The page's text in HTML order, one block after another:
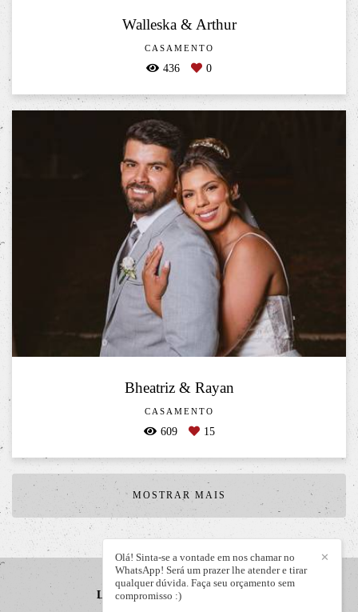
Walleska & Arthur
CASAMENTO
436 0
Bheatriz & Rayan
CASAMENTO
609 15
MOSTRAR MAIS
LIZANDRO JÚNIOR
✕
Olá! Sinta-se a vontade em nos chamar no
WhatsApp! Será um prazer lhe atender e tirar
qualquer dúvida. Faça seu orçamento sem
compromisso :)